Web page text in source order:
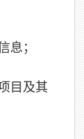
息；
目及其